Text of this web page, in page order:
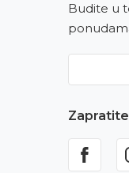
Budite u